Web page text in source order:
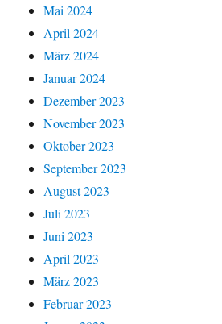
Mai 2024
April 2024
März 2024
Januar 2024
Dezember 2023
November 2023
Oktober 2023
September 2023
August 2023
Juli 2023
Juni 2023
April 2023
März 2023
Februar 2023